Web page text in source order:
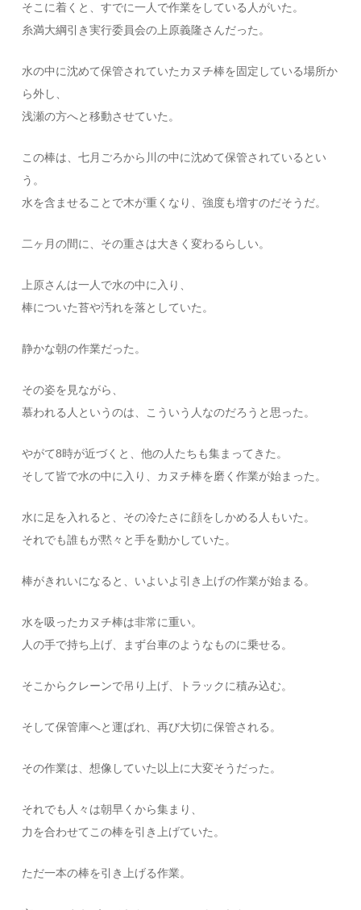
そこに着くと、すでに一人で作業をしている人がいた。
糸満大綱引き実行委員会の上原義隆さんだった。
水の中に沈めて保管されていたカヌチ棒を固定している場所か
ら外し、
浅瀬の方へと移動させていた。
この棒は、七月ごろから川の中に沈めて保管されているとい
う。
水を含ませることで木が重くなり、強度も増すのだそうだ。
二ヶ月の間に、その重さは大きく変わるらしい。
上原さんは一人で水の中に入り、
棒についた苔や汚れを落としていた。
静かな朝の作業だった。
その姿を見ながら、
慕われる人というのは、こういう人なのだろうと思った。
やがて8時が近づくと、他の人たちも集まってきた。
そして皆で水の中に入り、カヌチ棒を磨く作業が始まった。
水に足を入れると、その冷たさに顔をしかめる人もいた。
それでも誰もが黙々と手を動かしていた。
棒がきれいになると、いよいよ引き上げの作業が始まる。
水を吸ったカヌチ棒は非常に重い。
人の手で持ち上げ、まず台車のようなものに乗せる。
そこからクレーンで吊り上げ、トラックに積み込む。
そして保管庫へと運ばれ、再び大切に保管される。
その作業は、想像していた以上に大変そうだった。
それでも人々は朝早くから集まり、
力を合わせてこの棒を引き上げていた。
ただ一本の棒を引き上げる作業。